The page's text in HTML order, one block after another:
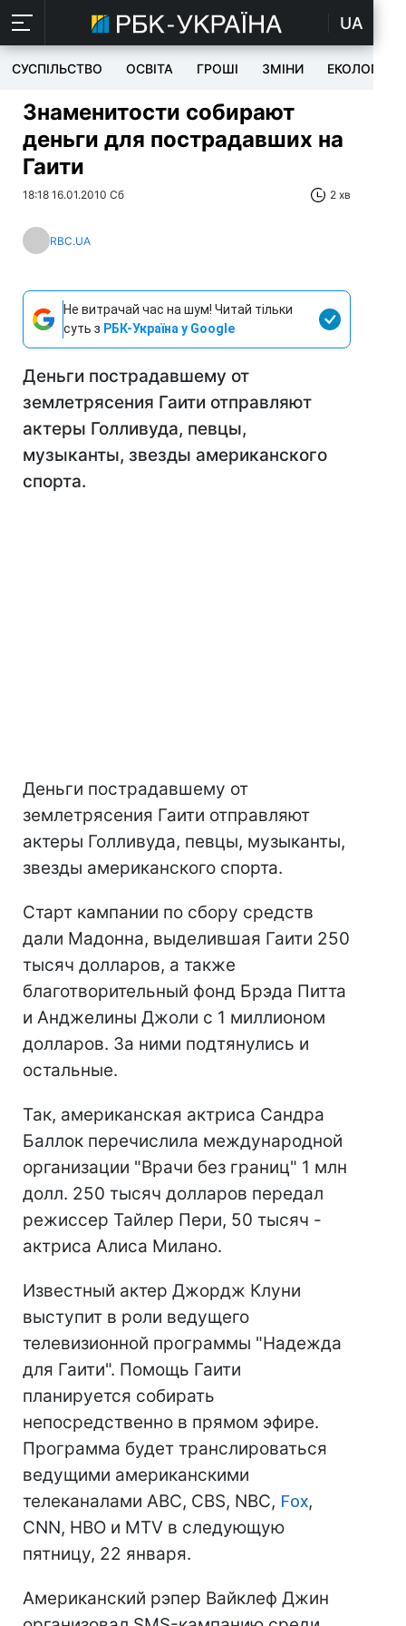
UA
СУСПІЛЬСТВО ОСВІТА ГРОШІ ЗМІНИ ЕКОЛОГІЯ
Знаменитости собирают
деньги для пострадавших на
Гаити
18:18 16.01.2010 Сб 2 хв
RBC.UA
Не витрачай час на шум! Читай тільки
суть з РБК-Україна у Google
Деньги пострадавшему от
землетрясения Гаити отправляют
актеры Голливуда, певцы,
музыканты, звезды американского
спорта.
Деньги пострадавшему от
землетрясения Гаити отправляют
актеры Голливуда, певцы, музыканты,
звезды американского спорта.
Старт кампании по сбору средств
дали Мадонна, выделившая Гаити 250
тысяч долларов, а также
благотворительный фонд Брэда Питта
и Анджелины Джоли с 1 миллионом
долларов. За ними подтянулись и
остальные.
Так, американская актриса Сандра
Баллок перечислила международной
организации "Врачи без границ" 1 млн
долл. 250 тысяч долларов передал
режиссер Тайлер Пери, 50 тысяч -
актриса Алиса Милано.
Известный актер Джордж Клуни
выступит в роли ведущего
телевизионной программы "Надежда
для Гаити". Помощь Гаити
планируется собирать
непосредственно в прямом эфире.
Программа будет транслироваться
ведущими американскими
телеканалами ABC, CBS, NBC, Fox,
CNN, HBO и MTV в следующую
пятницу, 22 января.
Американский рэпер Вайклеф Джин